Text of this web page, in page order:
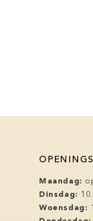
Maandag:
Dinsdag:
Woensdag: